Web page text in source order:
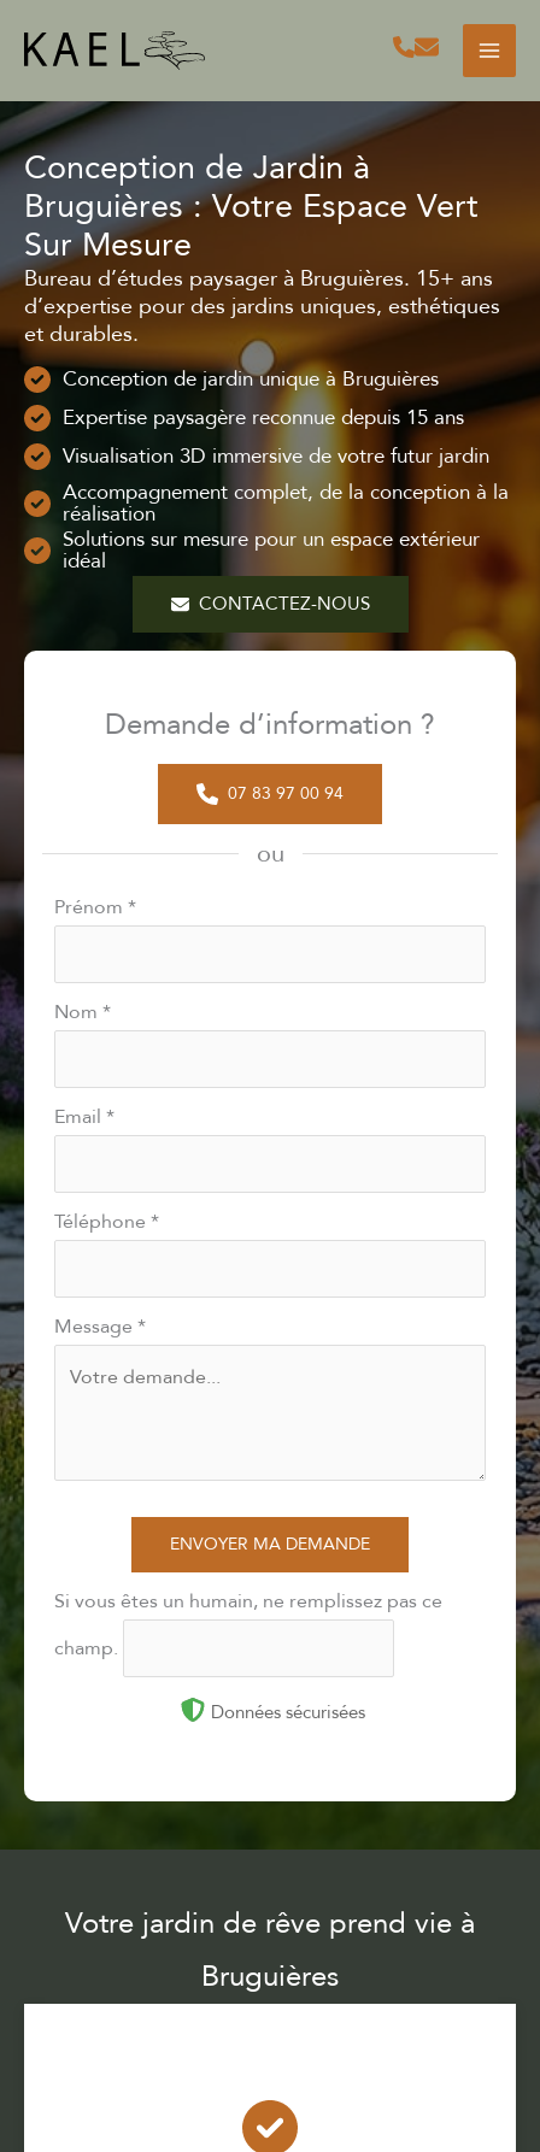
Conception de Jardin à
Bruguières : Votre Espace Vert
Sur Mesure
Bureau d’études paysager à Bruguières. 15+ ans
d’expertise pour des jardins uniques, esthétiques
et durables.
Conception de jardin unique à Bruguières
Expertise paysagère reconnue depuis 15 ans
Visualisation 3D immersive de votre futur jardin
Accompagnement complet, de la conception à la
réalisation
Solutions sur mesure pour un espace extérieur
idéal
CONTACTEZ-NOUS
Demande d’information ?
07 83 97 00 94
ou
Formulaire
avec
téléphone
Prénom *
Nom *
Email *
Téléphone *
Message *
ENVOYER MA DEMANDE
Si vous êtes un humain, ne remplissez pas ce
champ.
Données sécurisées
Votre jardin de rêve prend vie à
Bruguières